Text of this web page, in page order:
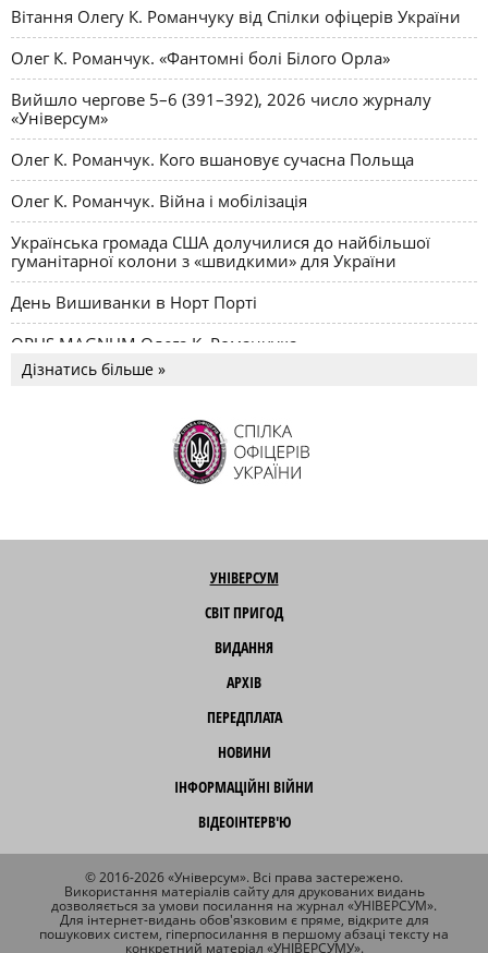
Вітання Олегу К. Романчуку від Спілки офіцерів України
Олег К. Романчук. «Фантомні болі Білого Орла»
Вийшло чергове 5–6 (391–392), 2026 число журналу
«Універсум»
Олег К. Романчук. Кого вшановує сучасна Польща
Олег К. Романчук. Війна і мобілізація
Українська громада США долучилися до найбільшої
гуманітарної колони з «швидкими» для України
День Вишиванки в Норт Порті
OPUS MAGNUM Олега К. Романчука
Дізнатись більше »
УНІВЕРСУМ
СВІТ ПРИГОД
ВИДАННЯ
АРХІВ
ПЕРЕДПЛАТА
НОВИНИ
ІНФОРМАЦІЙНІ ВІЙНИ
ВІДЕОІНТЕРВ'Ю
© 2016-2026 «Універсум». Всі права застережено.
Використання матеріалів сайту для друкованих видань
дозволяється за умови посилання на журнал «УНІВЕРСУМ».
Для інтернет-видань обов'язковим є пряме, відкрите для
пошукових систем, гіперпосилання в першому абзаці тексту на
конкретний матеріал «УНІВЕРСУМУ».